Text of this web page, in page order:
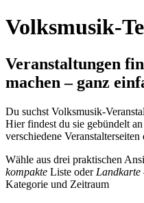
Volksmusik-
Veranstaltungen
machen – ganz
Du suchst Volksmusik-
Hier findest du sie gebündelt
verschiedene
Wähle aus drei praktischen
kompakte Liste oder Landkarte
Kategorie und Zeitraum